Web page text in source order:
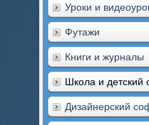
Уроки и
Футажи
Книги и журналы
Школа и детский
Дизайнерский